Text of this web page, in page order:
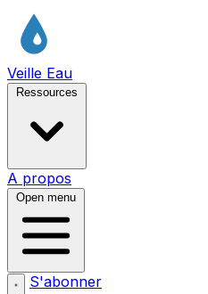
Veille Eau
Ressources
A propos
Open menu
S'abonner